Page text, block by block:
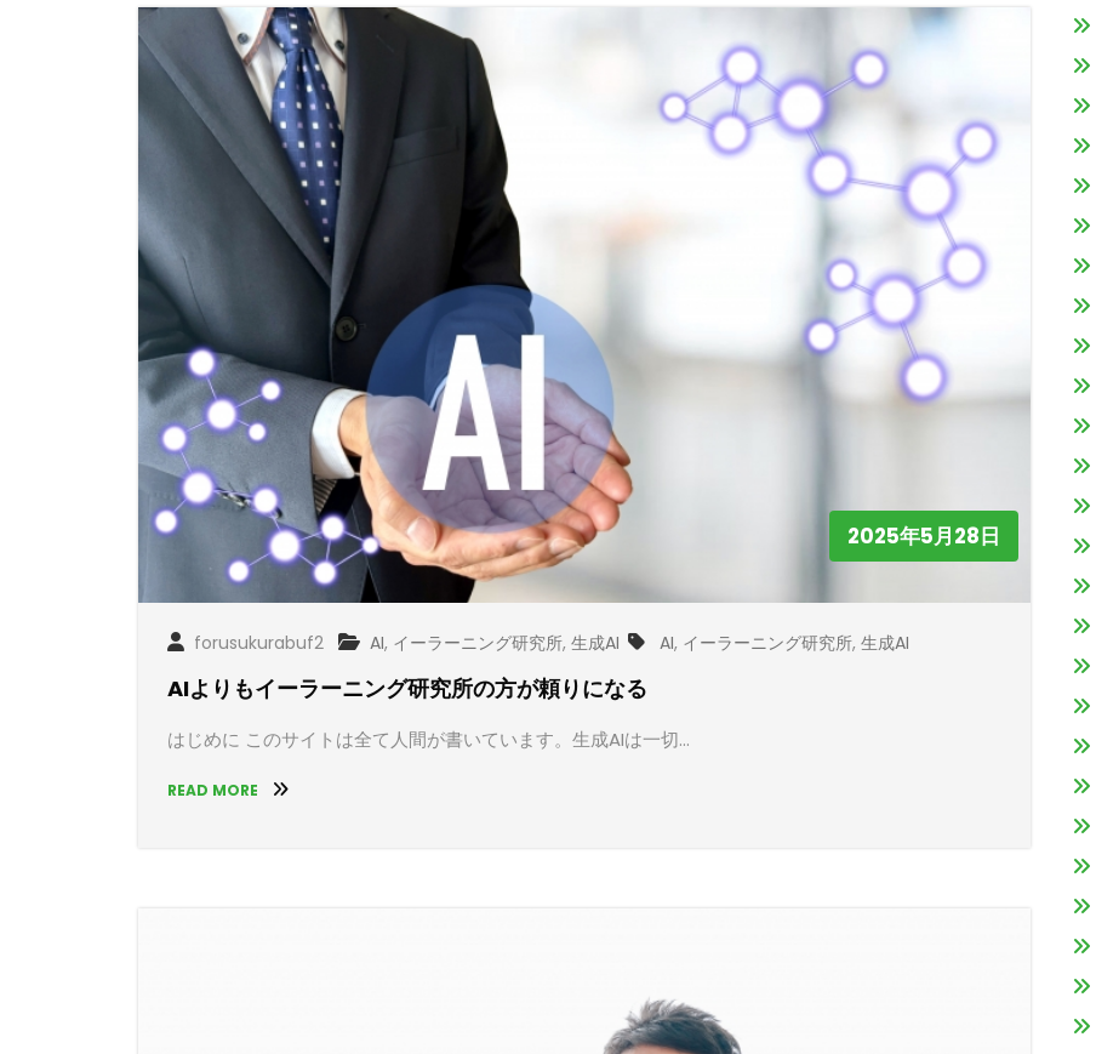
2025年5月28日
forusukurabuf2 AI, イーラーニング研究所, 生成AI AI, イーラーニング研究所, 生成AI
AIよりもイーラーニング研究所の方が頼りになる
はじめに このサイトは全て人間が書いています。生成AIは一切…
READ MORE